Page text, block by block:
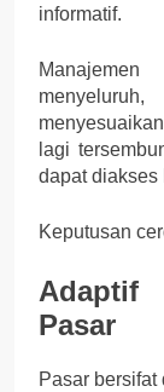
informatif.
lagi
dapat diakses
Keputusan
Adaptif
Pasar
Pasar